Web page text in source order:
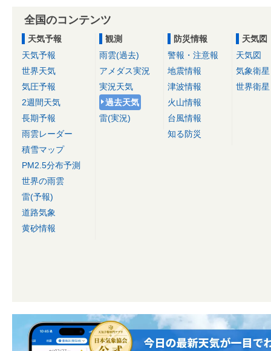
全国のコンテンツ
天気予報
天気予報
世界天気
気圧予報
2週間天気
長期予報
雨雲レーダー
積雪マップ
PM2.5分布予測
世界の雨雲
雷(予報)
道路気象
黄砂情報
観測
雨雲(過去)
アメダス実況
実況天気
過去天気
雷(実況)
防災情報
警報・注意報
地震情報
津波情報
火山情報
台風情報
知る防災
天気図
天気図
気象衛星
世界衛星